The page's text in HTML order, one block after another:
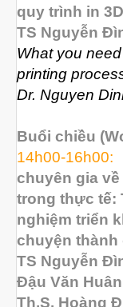
quy trình in
TS Nguyễn
What you
printing
Dr. Nguyen
Buổi chiều
14h00-16h00:
chuyên gia
trong thực tế:
nghiệm triển
chuyện thành
TS Nguyễn
Đậu Văn
Th.S. Hoàng